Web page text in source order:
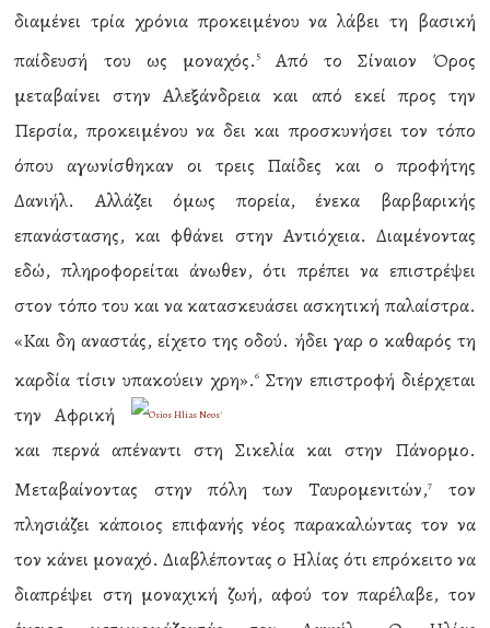
διαμένει τρία χρόνια προκειμένου να λάβει τη βασική
παίδευσή του ως μοναχός. 5Από το Σίναιον Όρος
μεταβαίνει στην Αλεξάνδρεια και από εκεί προς την
Περσία, προκειμένου να δει και προσκυνήσει τον τόπο
όπου αγωνίσθηκαν οι τρεις Παίδες και ο προφήτης
Δανιήλ. Αλλάζει όμως πορεία, ένεκα βαρβαρικής
επανάστασης, και φθάνει στην Αντιόχεια. Διαμένοντας
εδώ, πληροφορείται άνωθεν, ότι πρέπει να επιστρέψει
στον τόπο του και να κατασκευάσει ασκητική παλαίστρα.
«Και δη αναστάς, είχετο της οδού. ήδει γαρ ο καθαρός τη
καρδία τίσιν υπακούειν χρη».6 Στην επιστροφή διέρχεται
την Αφρική
και περνά απέναντι στη Σικελία και στην Πάνορμο.
Μεταβαίνοντας στην πόλη των Ταυρομενιτών,7
τον
πλησιάζει κάποιος επιφανής νέος παρακαλώντας τον να
τον κάνει μοναχό. Διαβλέποντας ο Ηλίας ότι επρόκειτο να
διαπρέψει στη μοναχική ζωή, αφού τον παρέλαβε, τον